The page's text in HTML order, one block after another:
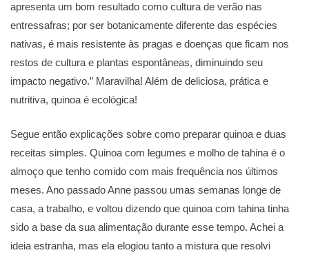
apresenta um bom resultado como cultura de verão nas
entressafras; por ser botanicamente diferente das espécies
nativas, é mais resistente às pragas e doenças que ficam nos
restos de cultura e plantas espontâneas, diminuindo seu
impacto negativo.” Maravilha! Além de deliciosa, prática e
nutritiva, quinoa é ecológica!
Segue então explicações sobre como preparar quinoa e duas
receitas simples. Quinoa com legumes e molho de tahina é o
almoço que tenho comido com mais frequência nos últimos
meses. Ano passado Anne passou umas semanas longe de
casa, a trabalho, e voltou dizendo que quinoa com tahina tinha
sido a base da sua alimentação durante esse tempo. Achei a
ideia estranha, mas ela elogiou tanto a mistura que resolvi